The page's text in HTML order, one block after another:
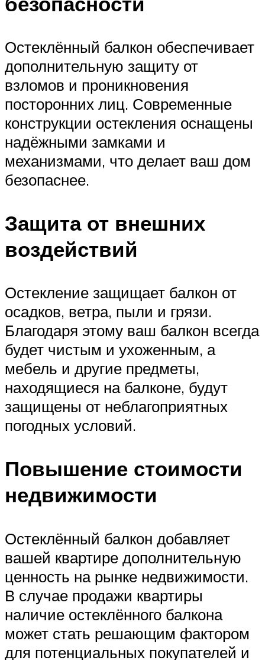
Остеклённый балкон обеспечивает
дополнительную защиту от
взломов и проникновения
посторонних лиц. Современные
конструкции остекления оснащены
надёжными замками и
механизмами, что делает ваш дом
безопаснее.
Защита от внешних
воздействий
Остекление защищает балкон от
осадков, ветра, пыли и грязи.
Благодаря этому ваш балкон всегда
будет чистым и ухоженным, а
мебель и другие предметы,
находящиеся на балконе, будут
защищены от неблагоприятных
погодных условий.
Повышение стоимости
недвижимости
Остеклённый балкон добавляет
вашей квартире дополнительную
ценность на рынке недвижимости.
В случае продажи квартиры
наличие остеклённого балкона
может стать решающим фактором
для потенциальных покупателей и